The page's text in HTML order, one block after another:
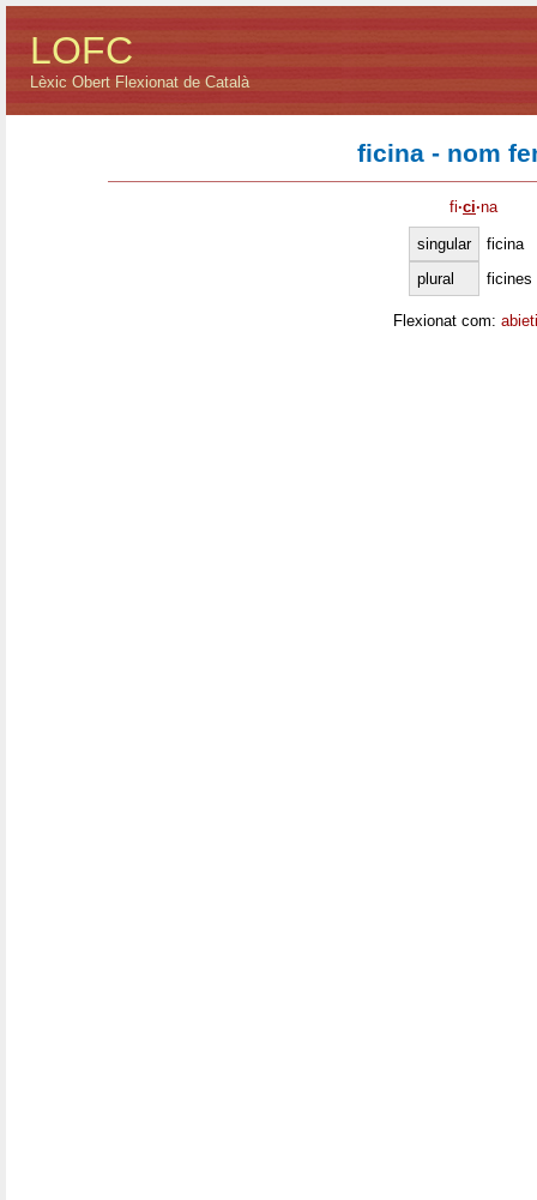
LOFC
Lèxic Obert Flexionat de Català
ficina - nom
fi·ci·na
singular
ficina
plural
ficines
Flexionat com: